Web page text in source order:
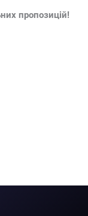
пропозицій!